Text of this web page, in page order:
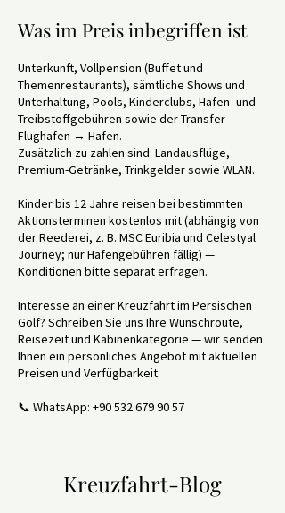
Was im Preis inbegriffen ist
Unterkunft, Vollpension (Buffet und
Themenrestaurants), sämtliche Shows und
Unterhaltung, Pools, Kinderclubs, Hafen- und
Treibstoffgebühren sowie der Transfer
Flughafen ↔ Hafen.
Zusätzlich zu zahlen sind: Landausflüge,
Premium-Getränke, Trinkgelder sowie WLAN.
Kinder bis 12 Jahre reisen bei bestimmten
Aktionsterminen kostenlos mit (abhängig von
der Reederei, z. B. MSC Euribia und Celestyal
Journey; nur Hafengebühren fällig) —
Konditionen bitte separat erfragen.
Interesse an einer Kreuzfahrt im Persischen
Golf? Schreiben Sie uns Ihre Wunschroute,
Reisezeit und Kabinenkategorie — wir senden
Ihnen ein persönliches Angebot mit aktuellen
Preisen und Verfügbarkeit.
📞 WhatsApp: +90 532 679 90 57
Kreuzfahrt-Blog